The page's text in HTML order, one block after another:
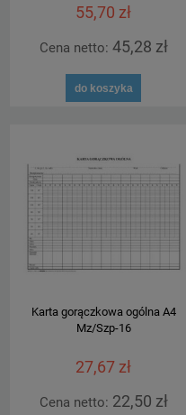
55,70 zł
Cena netto: 45,28 zł
do koszyka
Karta gorączkowa ogólna A4
Mz/Szp-16
27,67 zł
Cena netto: 22,50 zł